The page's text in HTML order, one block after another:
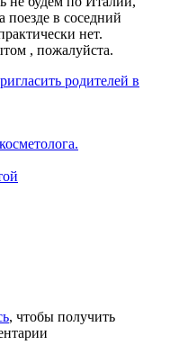
в соседний
нет.
, пожалуйста.
родителей в
, чтобы получить